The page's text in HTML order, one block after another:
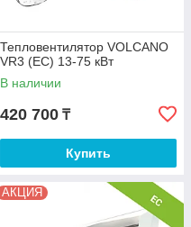
Тепловентилятор VOLCANO
VR3 (EC) 13-75 кВт
В наличии
420 700 ₸
Купить
АКЦИЯ